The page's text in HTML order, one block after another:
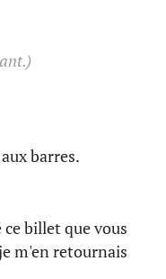
barres.
billet que vous
m'en retournais